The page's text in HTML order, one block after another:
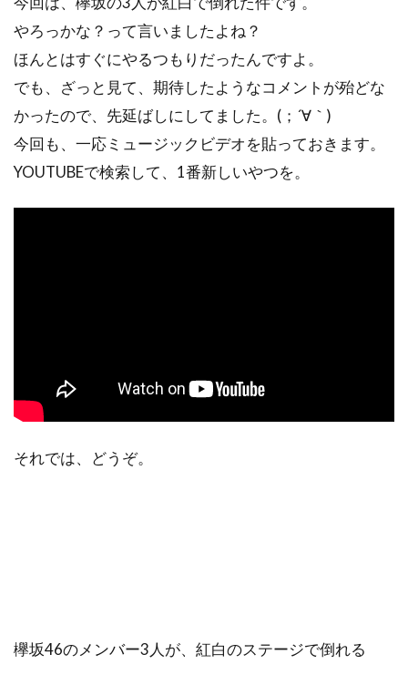
やろっかな？って言いましたよね？
ほんとはすぐにやるつもりだったんですよ。
でも、ざっと見て、期待したようなコメントが殆どな
かったので、先延ばしにしてました。(；´∀｀)
今回も、一応ミュージックビデオを貼っておきます。
YOUTUBEで検索して、1番新しいやつを。
それでは、どうぞ。
欅坂46のメンバー3人が、紅白のステージで倒れる